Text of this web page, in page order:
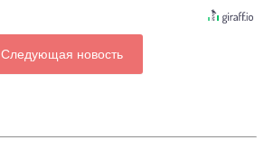
Следующая новость